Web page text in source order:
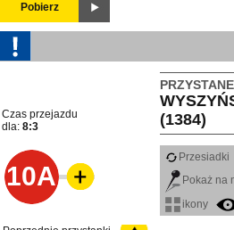
Pobierz
(1384)
Czas przejazdu
dla: 8:3
10A
Przesiadki
Pokaż na
ikony